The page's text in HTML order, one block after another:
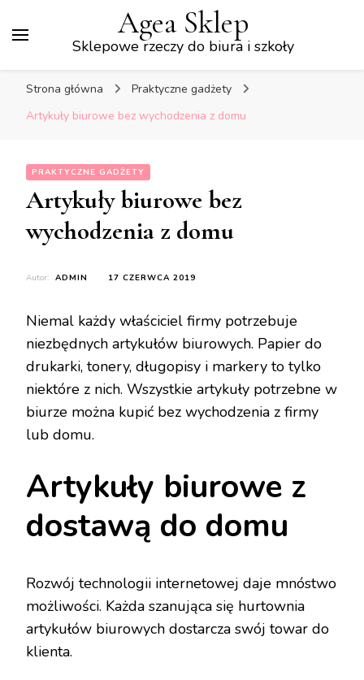
Agea Sklep
Sklepowe rzeczy do biura i szkoły
Strona główna
Praktyczne gadżety
Artykuły biurowe bez wychodzenia z domu
PRAKTYCZNE GADŻETY
Artykuły biurowe bez
wychodzenia z domu
Autor: ADMIN 17 CZERWCA 2019
Niemal każdy właściciel firmy potrzebuje
niezbędnych artykułów biurowych. Papier do
drukarki, tonery, długopisy i markery to tylko
niektóre z nich. Wszystkie artykuły potrzebne w
biurze można kupić bez wychodzenia z firmy
lub domu.
Artykuły biurowe z
dostawą do domu
Rozwój technologii internetowej daje mnóstwo
możliwości. Każda szanująca się hurtownia
artykułów biurowych dostarcza swój towar do
klienta.